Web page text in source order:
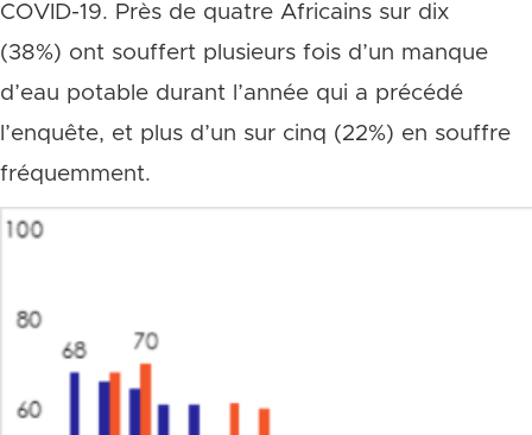
COVID-19. Près de quatre Africains sur dix
(38%) ont souffert plusieurs fois d’un manque
d’eau potable durant l’année qui a précédé
l’enquête, et plus d’un sur cinq (22%) en souffre
fréquemment.